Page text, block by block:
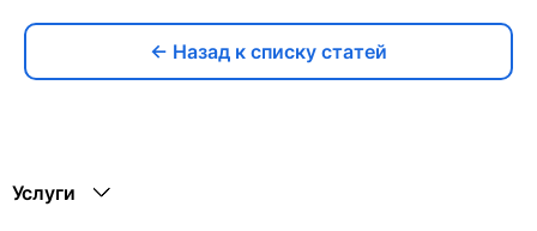
← Назад к списку статей
Услуги